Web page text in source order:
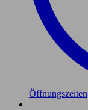
Öffnungszeiten
|